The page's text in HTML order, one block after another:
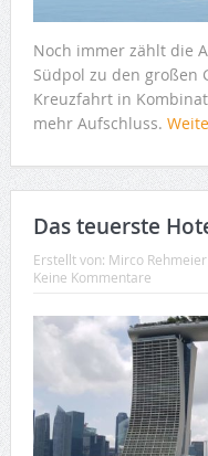
Noch immer zählt die
Südpol zu den großen
Kreuzfahrt in
mehr Aufschluss.
Das teuerste
Erstellt von: Mirco Rehmeier
Keine Kommentare